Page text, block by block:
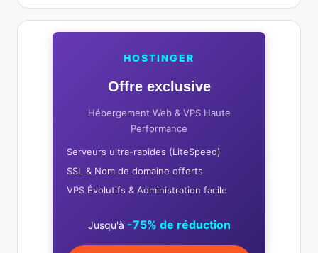
HOSTINGER
Offre exclusive
Hébergement Web & VPS Haute
Performance
Serveurs ultra-rapides (LiteSpeed)
SSL & Nom de domaine offerts
VPS Évolutifs & Administration facile
Jusqu'à -75% de réduction